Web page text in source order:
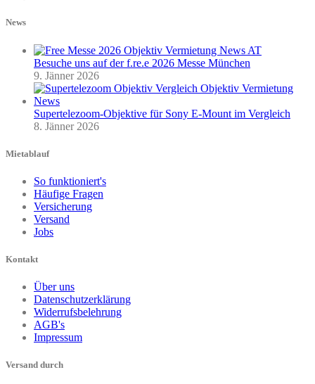
News
Besuche uns auf der f.re.e 2026 Messe München
9. Jänner 2026
Supertelezoom-Objektive für Sony E-Mount im Vergleich
8. Jänner 2026
Mietablauf
So funktioniert's
Häufige Fragen
Versicherung
Versand
Jobs
Kontakt
Über uns
Datenschutzerklärung
Widerrufsbelehrung
AGB's
Impressum
Versand durch